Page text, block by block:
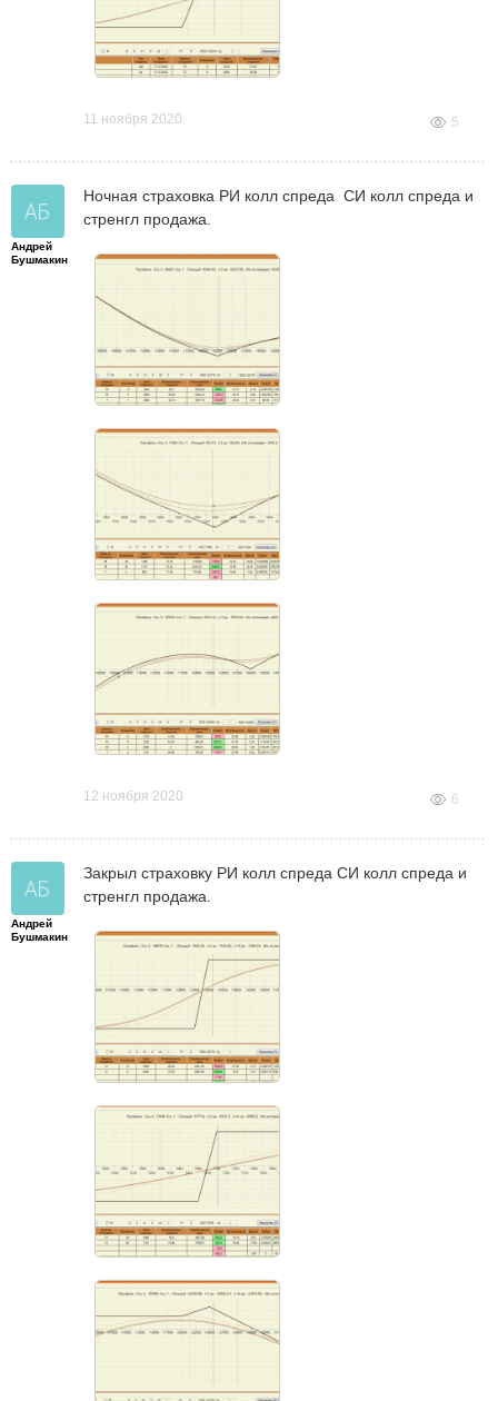
11 ноября 2020 5
Андрей
Бушмакин
Ночная страховка РИ колл спреда СИ колл спреда и
стренгл продажа.
12 ноября 2020 6
Андрей
Бушмакин
Закрыл страховку РИ колл спреда СИ колл спреда и
стренгл продажа.